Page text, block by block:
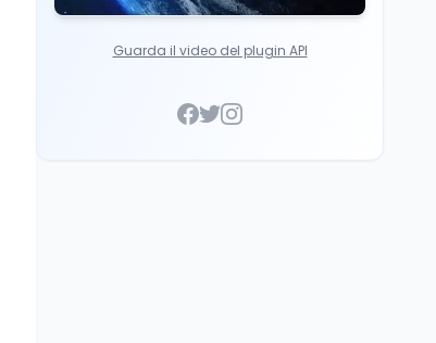
Guarda il video del plugin API